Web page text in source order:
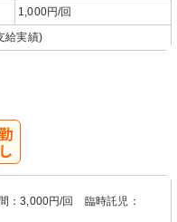
1,000円/回
給実績)
：3,000円/回 臨時託児：